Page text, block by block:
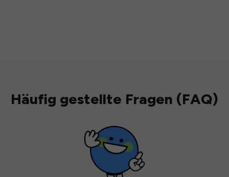
Häufig gestellte Fragen (FAQ)